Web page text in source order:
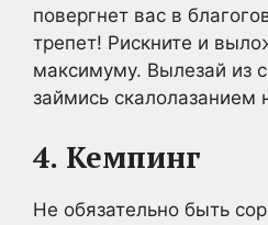
повергнет вас в
трепет! Рискните и
максимуму. Вылезай из
займись скалолазанием
4. Кемпинг
Не обязательно быть